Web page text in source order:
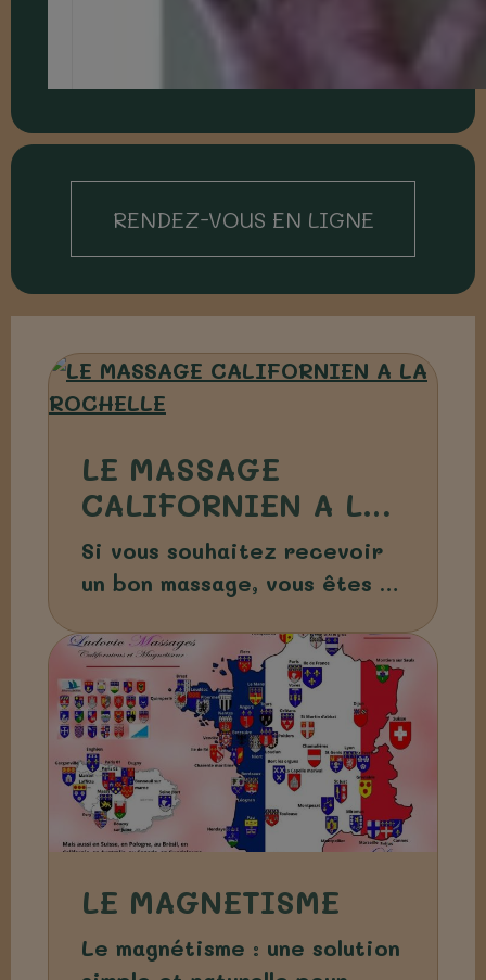
RENDEZ-VOUS EN LIGNE
LE MASSAGE
CALIFORNIEN A LA
ROCHELLE
Si vous souhaitez recevoir
un bon massage, vous êtes au
temps de lire, avant de
prendre le temps de vous
faire masser
LE MAGNETISME
Le magnétisme : une solution